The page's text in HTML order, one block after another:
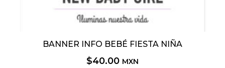
BANNER INFO BEBÉ FIESTA NIÑA
$40.00 MXN